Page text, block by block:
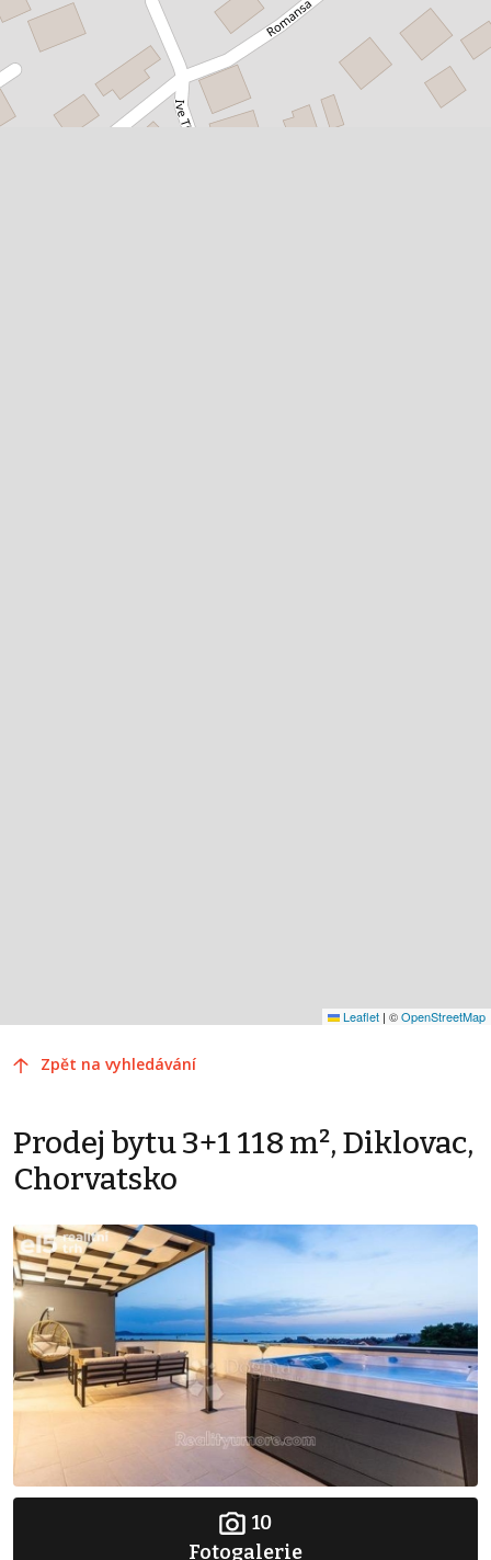
Leaflet | ©OpenStreetMap
Zpět na vyhledávání
Prodej bytu 3+1 118 m², Diklovac,
Chorvatsko
10
Fotogalerie